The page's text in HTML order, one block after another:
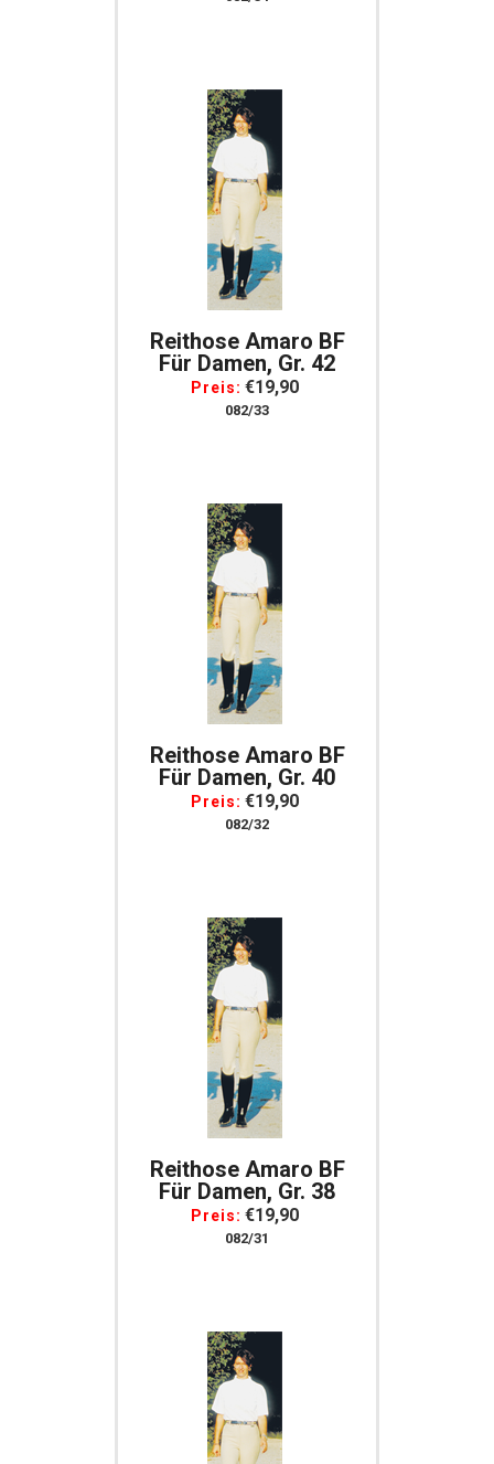
Reithose Amaro BF
Für Damen, Gr. 42
Preis: €19,90
082/33
Reithose Amaro BF
Für Damen, Gr. 40
Preis: €19,90
082/32
Reithose Amaro BF
Für Damen, Gr. 38
Preis: €19,90
082/31